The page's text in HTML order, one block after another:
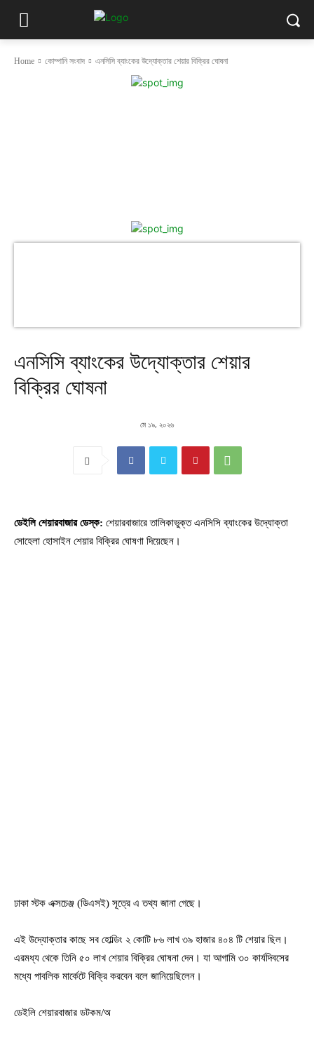
Home কোম্পানি সংবাদ এনসিসি ব্যাংকের উদ্যোক্তার শেয়ার বিক্রির ঘোষনা
এনসিসি ব্যাংকের উদ্যোক্তার শেয়ার
বিক্রির ঘোষনা
মে ১৯, ২০২৬
ডেইলি শেয়ারবাজার ডেস্ক: শেয়ারবাজারে তালিকাভুক্ত এনসিসি ব্যাংকের উদ্যোক্তা
সোহেলা হোসাইন শেয়ার বিক্রির ঘোষণা দিয়েছেন।
ঢাকা স্টক এক্সচেঞ্জ (ডিএসই) সূত্রে এ তথ্য জানা গেছে।
এই উদ্যোক্তার কাছে সব হোল্ডিং ২ কোটি ৮৬ লাখ ৩৯ হাজার ৪০৪ টি শেয়ার ছিল।
এরমধ্য থেকে তিনি ৫০ লাখ শেয়ার বিক্রির ঘোষনা দেন। যা আগামি ৩০ কার্যদিবসের
মধ্যে পাবলিক মার্কেটে বিক্রি করবেন বলে জানিয়েছিলেন।
ডেইলি শেয়ারবাজার ডটকম/অ